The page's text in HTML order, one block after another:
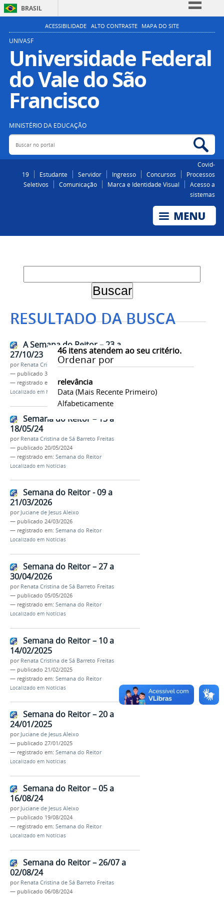
BRASIL
Simplifique!
Participe
Acesso à informação
Legislação
ACESSIBILIDADE ALTO CONTRASTE MAPA DO SITE
UNIVASF
Universidade Federal
do Vale do São
Francisco
MINISTÉRIO DA EDUCAÇÃO
Buscar no portal
Covid-
19
Estudante Servidor Ingresso Concursos
Processos
Seletivos
Comunicação Marca e Identidade Visual
Acesso a
sistemas
RESULTADO DA BUSCA
46itens atendem ao seu critério.
Ordenar por
relevância
Data (mais Recente Primeiro)
Alfabeticamente
A Semana do Reitor – 23 a
27/10/23
por Renata Cristina de Sá Barreto Freitas
— publicado 30/10/2023
— registrado em:
Semana do Reitor
Localizado em Notícias
Semana do Reitor – 13 a
18/05/24
por Renata Cristina de Sá Barreto Freitas
— publicado 20/05/2024
— registrado em: Semana do Reitor
Localizado em Notícias
Semana do Reitor - 09 a
21/03/2026
por Juciane de Jesus Aleixo
— publicado 24/03/2026
— registrado em: Semana do Reitor
Localizado em Notícias
Semana do Reitor – 27 a
30/04/2026
por Renata Cristina de Sá Barreto Freitas
— publicado 05/05/2026
— registrado em: Semana do Reitor
Localizado em Notícias
Semana do Reitor – 10 a
14/02/2025
por Renata Cristina de Sá Barreto Freitas
— publicado 21/02/2025
— registrado em: Semana do Reitor
Localizado em Notícias
Semana do Reitor – 20 a
24/01/2025
por Juciane de Jesus Aleixo
— publicado 27/01/2025
— registrado em: Semana do Reitor
Localizado em Notícias
Semana do Reitor – 05 a
16/08/24
por Juciane de Jesus Aleixo
— publicado 19/08/2024
— registrado em: Semana do Reitor
Localizado em Notícias
Semana do Reitor – 26/07 a
02/08/24
por Renata Cristina de Sá Barreto Freitas
— publicado 06/08/2024